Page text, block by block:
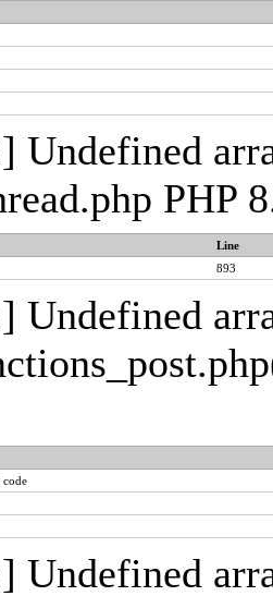
Undefined
PHP
Line
893
Undefined
Undefined